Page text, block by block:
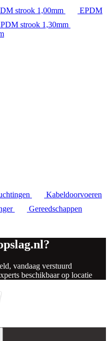
strook 1,00mm
EPDM
strook 1,30mm
Kabeldoorvoeren
Gereedschappen
vandaag verstuurd
beschikbaar op locatie